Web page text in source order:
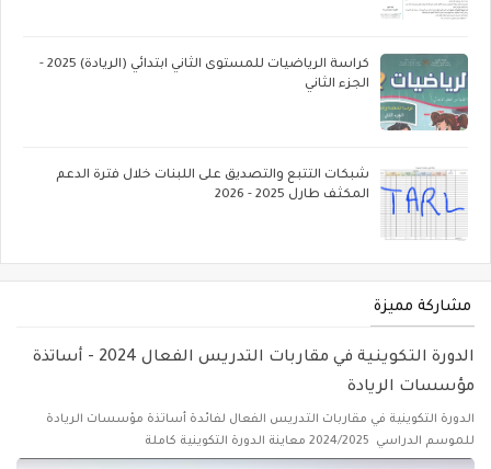
كراسة الرياضيات للمستوى الثاني ابتدائي (الريادة) 2025 -
الجزء الثاني
شبكات التتبع والتصديق على اللبنات خلال فترة الدعم
المكثف طارل 2025 - 2026
مشاركة مميزة
الدورة التكوينية في مقاربات التدريس الفعال 2024 - أساتذة
مؤسسات الريادة
الدورة التكوينية في مقاربات التدريس الفعال لفائدة أساتذة مؤسسات الريادة
للموسم الدراسي 2024/2025 معاينة الدورة التكوينية كاملة